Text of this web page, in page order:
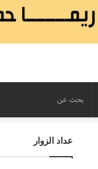
عداد الزوار